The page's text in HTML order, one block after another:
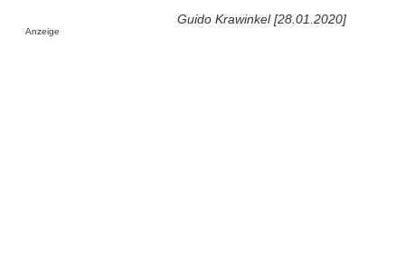
Guido Krawinkel [28.01.2020]
Anzeige